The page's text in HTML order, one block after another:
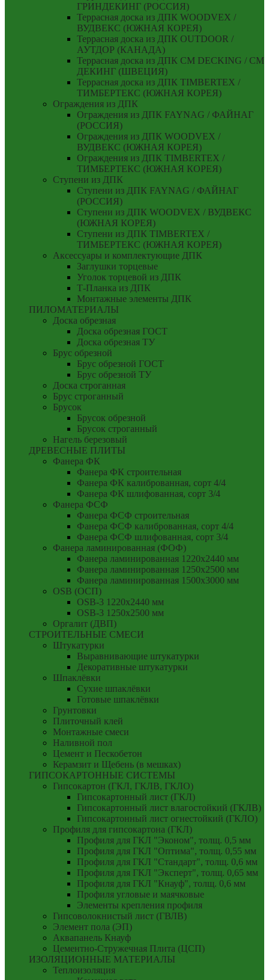
ГРИНДЕКИНГ (РОССИЯ)
Террасная доска из ДПК WOODVEX /
ВУДВЕКС (ЮЖНАЯ КОРЕЯ)
Террасная доска из ДПК OUTDOOR /
АУТДОР (КАНАДА)
Террасная доска из ДПК CM DECKING / СМ
ДЕКИНГ (ШВЕЦИЯ)
Террасная доска из ДПК TIMBERTEX /
ТИМБЕРТЕКС (ЮЖНАЯ КОРЕЯ)
Ограждения из ДПК
Ограждения из ДПК FAYNAG / ФАЙНАГ
(РОССИЯ)
Ограждения из ДПК WOODVEX /
ВУДВЕКС (ЮЖНАЯ КОРЕЯ)
Ограждения из ДПК TIMBERTEX /
ТИМБЕРТЕКС (ЮЖНАЯ КОРЕЯ)
Ступени из ДПК
Ступени из ДПК FAYNAG / ФАЙНАГ
(РОССИЯ)
Ступени из ДПК WOODVEX / ВУДВЕКС
(ЮЖНАЯ КОРЕЯ)
Ступени из ДПК TIMBERTEX /
ТИМБЕРТЕКС (ЮЖНАЯ КОРЕЯ)
Аксессуары и комплектующие ДПК
Заглушки торцевые
Уголок торцевой из ДПК
Т-Планка из ДПК
Монтажные элементы ДПК
ПИЛОМАТЕРИАЛЫ
Доска обрезная
Доска обрезная ГОСТ
Доска обрезная ТУ
Брус обрезной
Брус обрезной ГОСТ
Брус обрезной ТУ
Доска строганная
Брус строганный
Брусок
Брусок обрезной
Брусок строганный
Нагель березовый
ДРЕВЕСНЫЕ ПЛИТЫ
Фанера ФК
Фанера ФК строительная
Фанера ФК калиброванная, сорт 4/4
Фанера ФК шлифованная, сорт 3/4
Фанера ФСФ
Фанера ФСФ строительная
Фанера ФСФ калиброванная, сорт 4/4
Фанера ФСФ шлифованная, сорт 3/4
Фанера ламинированная (ФОФ)
Фанера ламинированная 1220x2440 мм
Фанера ламинированная 1250x2500 мм
Фанера ламинированная 1500x3000 мм
OSB (ОСП)
OSB-3 1220x2440 мм
OSB-3 1250x2500 мм
Оргалит (ДВП)
СТРОИТЕЛЬНЫЕ СМЕСИ
Штукатурки
Выравнивающие штукатурки
Декоративные штукатурки
Шпаклёвки
Сухие шпаклёвки
Готовые шпаклёвки
Грунтовки
Плиточный клей
Монтажные смеси
Наливной пол
Цемент и Пескобетон
Керамзит и Щебень (в мешках)
ГИПСОКАРТОННЫЕ СИСТЕМЫ
Гипсокартон (ГКЛ, ГКЛВ, ГКЛО)
Гипсокартонный лист (ГКЛ)
Гипсокартонный лист влагостойкий (ГКЛВ)
Гипсокартонный лист огнестойкий (ГКЛО)
Профиля для гипсокартона (ГКЛ)
Профиля для ГКЛ "Эконом", толщ. 0,5 мм
Профиля для ГКЛ "Оптима", толщ. 0,55 мм
Профиля для ГКЛ "Стандарт", толщ. 0,6 мм
Профиля для ГКЛ "Эксперт", толщ. 0,65 мм
Профиля для ГКЛ "Кнауф", толщ. 0,6 мм
Профиля угловые и маячковые
Элементы крепления профиля
Гипсоволокнистый лист (ГВЛВ)
Элемент пола (ЭП)
Аквапанель Кнауф
Цементно-Стружечная Плита (ЦСП)
ИЗОЛЯЦИОННЫЕ МАТЕРИАЛЫ
Теплоизоляция